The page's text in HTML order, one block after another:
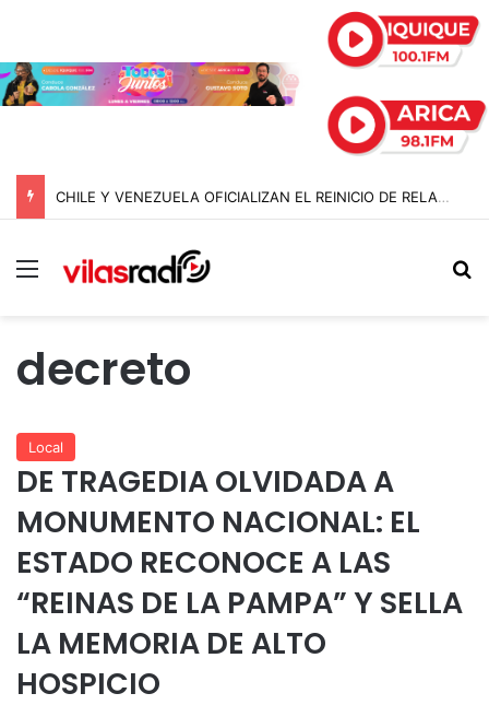
CHILE Y VENEZUELA OFICIALIZAN EL REINICIO DE RELACIONES CONSULARES Y AVANZAN HACIA LA NORMALIZACIÓN DE VÍNCULOS BILATERALES
Menú
decreto
Local
DE TRAGEDIA OLVIDADA A
MONUMENTO NACIONAL: EL
ESTADO RECONOCE A LAS
“REINAS DE LA PAMPA” Y SELLA
LA MEMORIA DE ALTO
HOSPICIO